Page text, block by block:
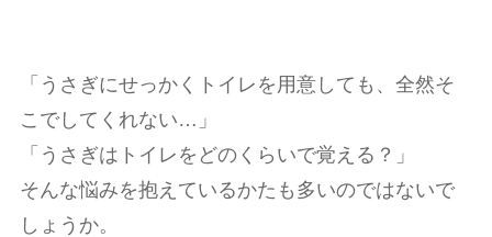
「うさぎにせっかくトイレを用意しても、全然そ
こでしてくれない…」
「うさぎはトイレをどのくらいで覚える？」
そんな悩みを抱えているかたも多いのではないで
しょうか。